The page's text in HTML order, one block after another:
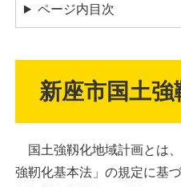
ページ内目次
新座市国土
国土強靱化地域計画とは
強靭化基本法」の規定に基